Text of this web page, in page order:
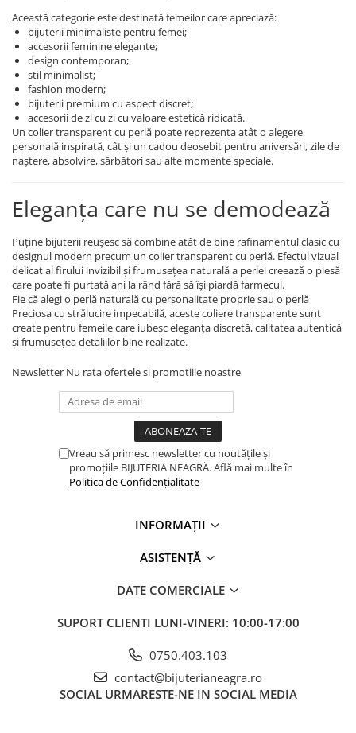
Această categorie este destinată femeilor care apreciază:
bijuterii minimaliste pentru femei;
accesorii feminine elegante;
design contemporan;
stil minimalist;
fashion modern;
bijuterii premium cu aspect discret;
accesorii de zi cu zi cu valoare estetică ridicată.
Un colier transparent cu perlă poate reprezenta atât o alegere
personală inspirată, cât și un cadou deosebit pentru aniversări, zile de
naștere, absolvire, sărbători sau alte momente speciale.
Eleganța care nu se demodează
Puține bijuterii reușesc să combine atât de bine rafinamentul clasic cu
designul modern precum un colier transparent cu perlă. Efectul vizual
delicat al firului invizibil și frumusețea naturală a perlei creează o piesă
care poate fi purtată ani la rând fără să își piardă farmecul.
Fie că alegi o perlă naturală cu personalitate proprie sau o perlă
Preciosa cu strălucire impecabilă, aceste coliere transparente sunt
create pentru femeile care iubesc eleganța discretă, calitatea autentică
și frumusețea detaliilor bine realizate.
Newsletter Nu rata ofertele si promotiile noastre
Vreau să primesc newsletter cu noutățile și
promoțiile BIJUTERIA NEAGRĂ. Află mai multe în
Politica de Confidențialitate
INFORMAȚII
ASISTENȚĂ
DATE COMERCIALE
SUPORT CLIENTI LUNI-VINERI: 10:00-17:00
0750.403.103
contact@bijuterianeagra.ro
SOCIAL URMARESTE-NE IN SOCIAL MEDIA